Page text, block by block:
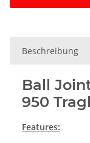
Beschreibung
Ball
950
Features: